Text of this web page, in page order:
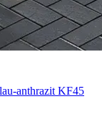
anthrazit KF45